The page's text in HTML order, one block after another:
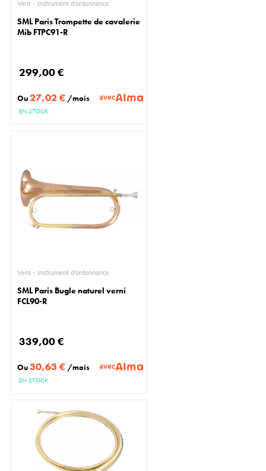
Vent - Instrument d'ordonnance
SML Paris Trompette de cavalerie
Mib FTPC91-R
299,00 €
Ou27,02 € /mois avec
EN STOCK
Vent - Instrument d'ordonnance
SML Paris Bugle naturel verni
FCL90-R
339,00 €
Ou30,63 € /mois avec
EN STOCK